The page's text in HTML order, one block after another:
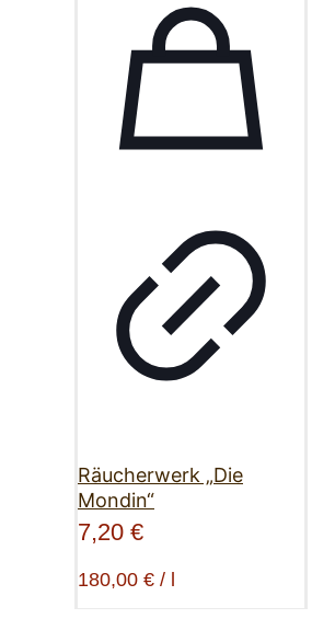
Räucherwerk „Die
Mondin“
7,20 €
180,00 € / l